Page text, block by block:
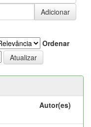
Ordenar
Autor(es)